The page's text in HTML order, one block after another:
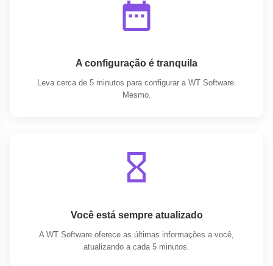
A configuração é tranquila
Leva cerca de 5 minutos para configurar a WT Software.
Mesmo.
Você está sempre atualizado
A WT Software oferece as últimas informações a você,
atualizando a cada 5 minutos.